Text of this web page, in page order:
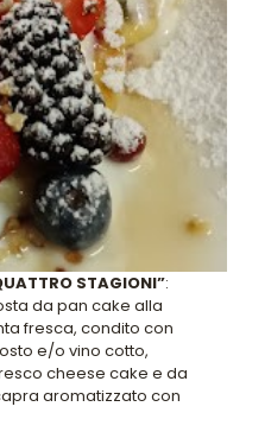
STAGIONI”:
da pan cake alla
fresca, condito con
e/o vino cotto,
cheese cake e da
aromatizzato con